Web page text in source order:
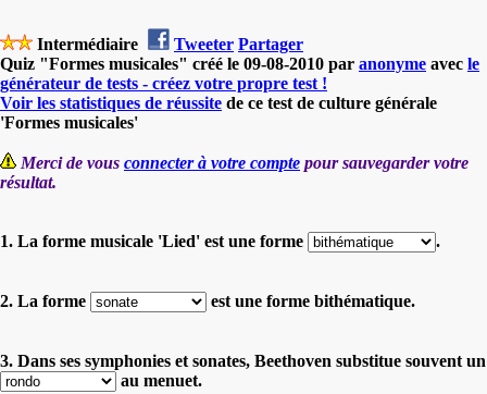
Intermédiaire Tweeter Partager
Quiz "Formes musicales" créé le 09-08-2010 par anonyme avec le
générateur de tests - créez votre propre test !
Voir les statistiques de réussite de ce test de culture générale
'Formes musicales'
Merci de vous connecter à votre compte pour sauvegarder votre
résultat.
1. La forme musicale 'Lied' est une forme .
2. La forme est une forme bithématique.
3. Dans ses symphonies et sonates, Beethoven substitue souvent un
au menuet.